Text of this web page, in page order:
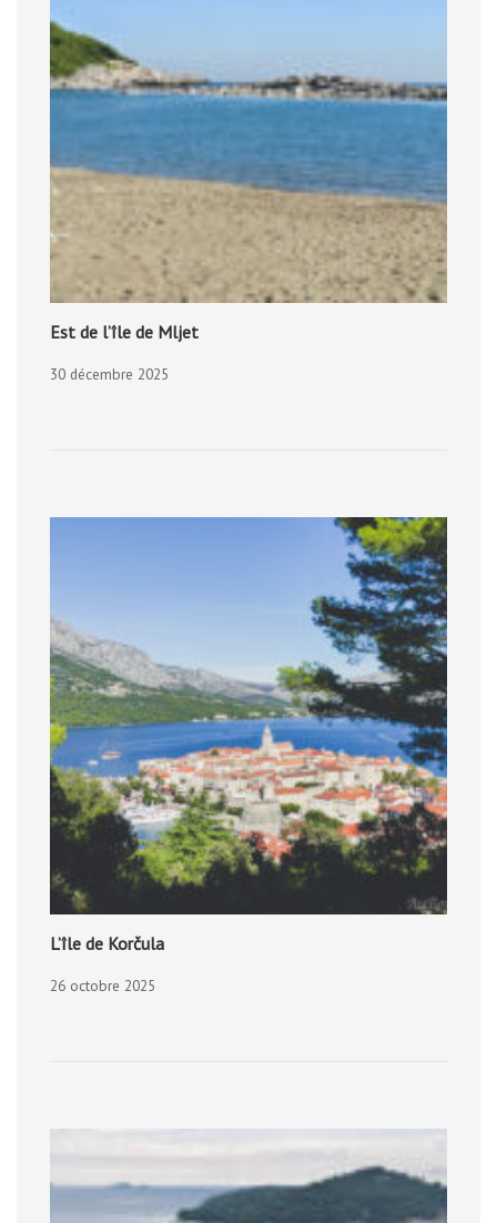
Est de l’île de Mljet
30 décembre 2025
L’île de Korčula
26 octobre 2025